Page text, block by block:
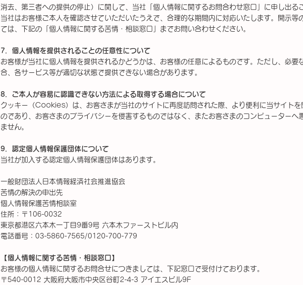
消去、第三者への提供の停止）に関して、当社「個人情報に関するお問合わせ窓口」に申し出る
当社はお客様ご本人を確認させていただいたうえで、合理的な期間内に対応いたします。開示等
ては、下記の「個人情報に関する苦情・相談窓口」までお問い合わせください。
7．個人情報を提供されることの任意性について
お客様が当社に個人情報を提供されるかどうかは、お客様の任意によるものです。ただし、必要
合、各サービス等が適切な状態で提供できない場合があります。
8．ご本人が容易に認識できない方法による取得する場合について
クッキー（Cookies）は、お客さまが当社のサイトに再度訪問された際、より便利に当サイトを
のであり、お客さまのプライバシーを侵害するものではなく、またお客さまのコンピューターへ
ません。
9．認定個人情報保護団体について
当社が加⼊する認定個人情報保護団体はあります。
一般財団法人日本情報経済社会推進協会
苦情の解決の申出先
個人情報保護苦情相談室
住所：〒106-0032
東京都港区六本木一丁目9番9号 六本木ファーストビル内
電話番号：03-5860-7565/0120-700-779
【個人情報に関する苦情・相談窓口】
お客様の個人情報に関するお問合せにつきましては、下記窓口で受付けております。
〒540-0012 大阪府大阪市中央区谷町2-4-3 アイエスビル9F